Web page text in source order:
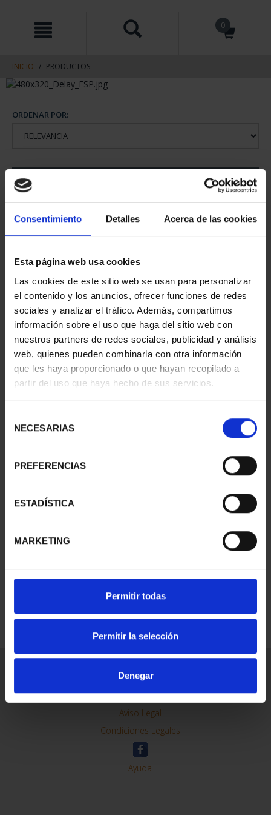
Consentimiento Detalles Acerca de las cookies
Esta página web usa cookies
Las cookies de este sitio web se usan para personalizar
el contenido y los anuncios, ofrecer funciones de redes
sociales y analizar el tráfico. Además, compartimos
información sobre el uso que haga del sitio web con
nuestros partners de redes sociales, publicidad y análisis
web, quienes pueden combinarla con otra información
que les haya proporcionado o que hayan recopilado a
partir del uso que haya hecho de sus servicios.
NECESARIAS
PREFERENCIAS
ESTADÍSTICA
MARKETING
Permitir todas
Permitir la selección
Denegar
contenido
navegacin
0
INICIO PRODUCTOS
ORDENAR POR:
1 Productos encontrados
73,00 €
REFINAR
Contacto
Preguntas Frequentes (FAQs)
Aviso Legal
Condiciones Legales
Ayuda